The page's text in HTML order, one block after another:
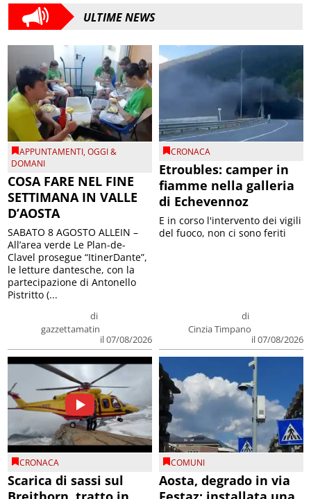
ULTIME NEWS
APPUNTAMENTI,OGGI &
DOMANI
COSA FARE NEL FINE
SETTIMANA IN VALLE
D’AOSTA
di
gazzettamatin
il 07/08/2026
SABATO 8 AGOSTO ALLEIN –
All’area verde Le Plan-de-
Clavel prosegue “ItinerDante”,
le letture dantesche, con la
partecipazione di Antonello
Pistritto (...
CRONACA
Etroubles: camper in
fiamme nella galleria
di Echevennoz
di
Cinzia Timpano
il 07/08/2026
E in corso l'intervento dei vigili
del fuoco, non ci sono feriti
CRONACA
Scarica di sassi sul
COMUNI
Aosta, degrado in via